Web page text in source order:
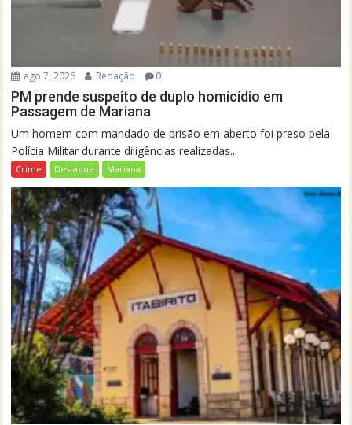
ago 7, 2026 Redação 0
PM prende suspeito de duplo homicídio em
Passagem de Mariana
Um homem com mandado de prisão em aberto foi preso pela
Polícia Militar durante diligências realizadas...
Crime Destaque Mariana